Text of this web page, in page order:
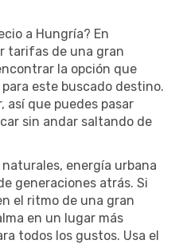
a Hungría? En
tarifas de una gran
la opción que
este buscado destino.
así que puedes pasar
sin andar saltando de
energía urbana
generaciones atrás. Si
el ritmo de una gran
en un lugar más
todos los gustos. Usa el